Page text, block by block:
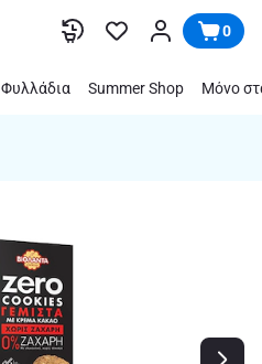
0
Φυλλάδια Summer Shop Μόνο